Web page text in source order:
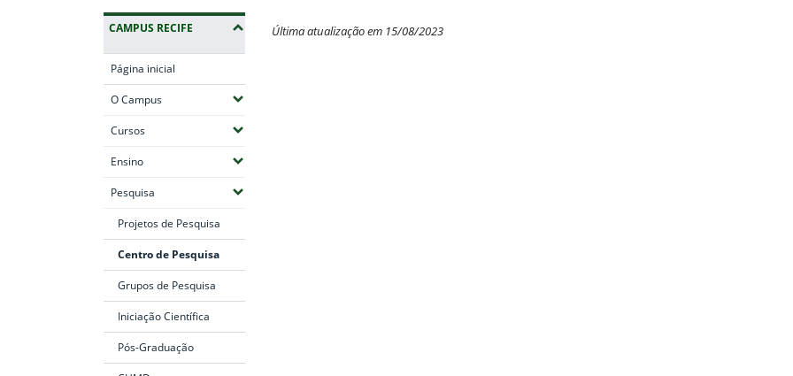
CAMPUS RECIFE
Página inicial
O Campus(Expandir submenus)
Cursos(Expandir submenus)
Ensino(Expandir submenus)
Pesquisa (Expandir submenus)
Projetos de Pesquisa
Centro de Pesquisa
Grupos de Pesquisa
Iniciação Científica
Pós-Graduação
Última atualização em 15/08/2023